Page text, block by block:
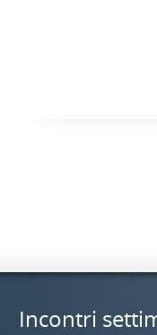
Incontri